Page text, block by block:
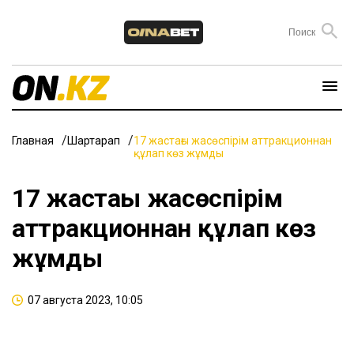
Главная Шартарап
17 жастағы жасөспірім аттракционнан
құлап көз жұмды
17 жастағы жасөспірім
аттракционнан құлап көз
жұмды
07 августа 2023, 10:05